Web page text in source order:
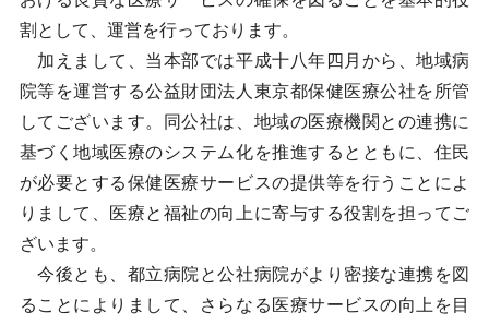
割として、運営を行っております。
加えまして、当本部では平成十八年四月から、地域病
院等を運営する公益財団法人東京都保健医療公社を所管
してございます。同公社は、地域の医療機関との連携に
基づく地域医療のシステム化を推進するとともに、住民
が必要とする保健医療サービスの提供等を行うことによ
りまして、医療と福祉の向上に寄与する役割を担ってご
ざいます。
今後とも、都立病院と公社病院がより密接な連携を図
ることによりまして、さらなる医療サービスの向上を目